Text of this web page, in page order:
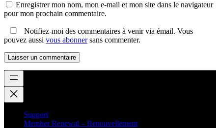
Enregistrer mon nom, mon e-mail et mon site dans le navigateur
pour mon prochain commentaire.
Notifiez-moi des commentaires à venir via émail. Vous
pouvez aussi vous abonnersans commenter.
Support
Member Renewal – Renouvellement